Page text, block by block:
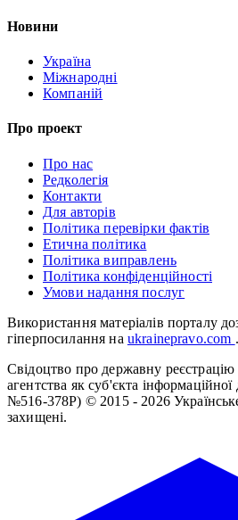
Новини
Україна
Міжнародні
Компаній
Про проект
Про нас
Редколегія
Контакти
Для авторів
Політика перевірки фактів
Етична політика
Політика виправлень
Політика конфіденційності
Умови надання послуг
Використання матеріалів порталу
гіперпосилання на ukrainepravo.com .
Свідоцтво про державну
агентства як суб'єкта інформаційної
№516-378Р) © 2015 - 2026
захищені.